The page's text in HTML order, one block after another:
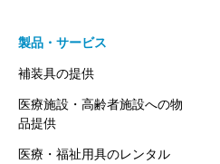
製品・サービス
補装具の提供
医療施設・高齢者施設への物
品提供
医療・福祉用具のレンタル